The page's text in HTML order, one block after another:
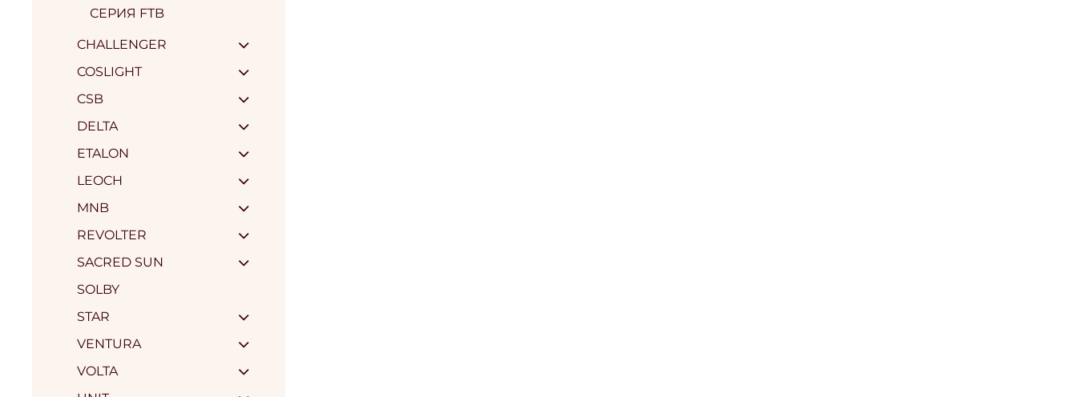
СЕРИЯ FTB
CHALLENGER
COSLIGHT
CSB
DELTA
ETALON
LEOCH
MNB
REVOLTER
SACRED SUN
SOLBY
STAR
VENTURA
VOLTA